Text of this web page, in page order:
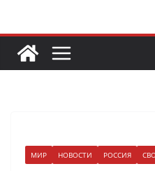
содержимому
МИР НОВОСТИ РОССИЯ